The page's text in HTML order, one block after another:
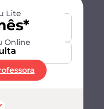
Lite
Online